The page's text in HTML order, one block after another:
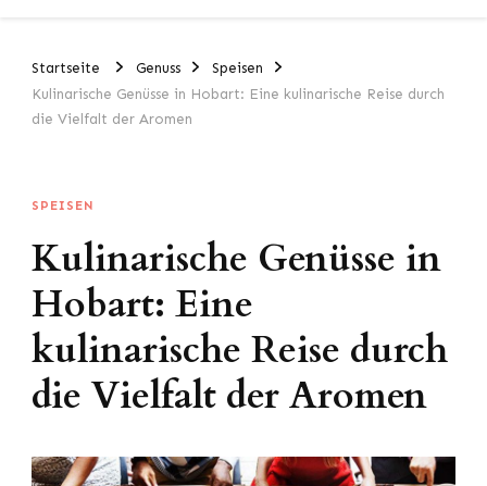
Startseite Genuss
Speisen
Kulinarische Genüsse in Hobart: Eine kulinarische Reise durch
die Vielfalt der Aromen
SPEISEN
Kulinarische Genüsse in
Hobart: Eine
kulinarische Reise durch
die Vielfalt der Aromen